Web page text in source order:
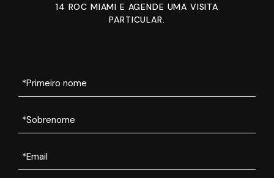
14 ROC MIAMI E AGENDE UMA VISITA
PARTICULAR.